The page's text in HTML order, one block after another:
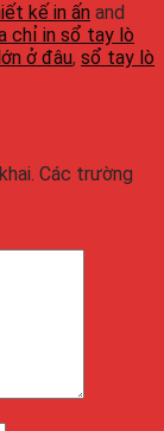
kế in ấn and
chỉ in sổ tay lò
ở đâu, sổ tay lò
Các trường